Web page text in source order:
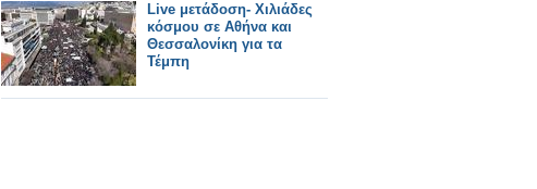
Live μετάδοση- Χιλιάδες
κόσμου σε Αθήνα και
Θεσσαλονίκη για τα
Τέμπη